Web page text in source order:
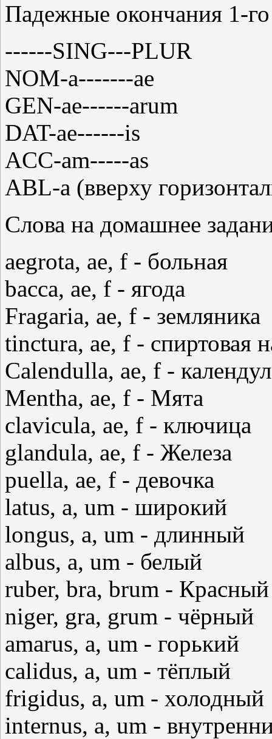
Падежные окончания 1-
------SING---PLUR
NOM-a-------ae
GEN-ae------arum
DAT-ae------is
ACC-am-----as
ABL-а (вверху
Слова на домашнее
aegrota, ae, f - больная
bacca, ae, f - ягода
Fragaria, ae, f - земляника
tinctura, ae, f - спиртовая
Calendulla, ae, f -
Mentha, ae, f - Мята
clavicula, ae, f - ключица
glandula, ae, f - Железа
puella, ae, f - девочка
latus, а, um - широкий
longus, а, um - длинный
albus, а, um - белый
ruber, bra, brum - Красный
niger, gra, grum - чёрный
amarus, а, um - горький
calidus, а, um - тёплый
frigidus, а, um - холодный
internus, а, um -